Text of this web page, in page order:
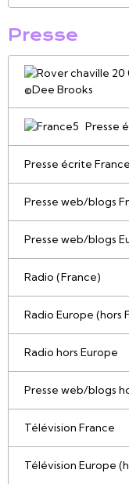
Presse
Presse
Presse écrite France
Presse web/blogs
Presse web/blogs
Radio (France)
Radio Europe (hors
Radio hors Europe
Presse web/blogs
Télévision France
Télévision Europe